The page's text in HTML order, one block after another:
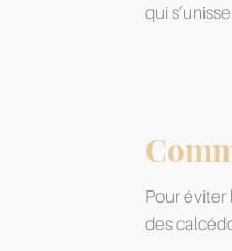
qui
Pour éviter
des